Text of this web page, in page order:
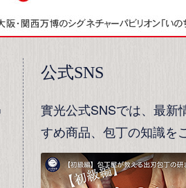
公式SNS
實光公式SNSでは、最新
すめ商品、包丁の知識を